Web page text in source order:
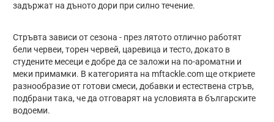
задържат на дъното дори при силно течение.
Стръвта зависи от сезона - през лятото отлично работят
бели червеи, торен червей, царевица и тесто, докато в
студените месеци е добре да се заложи на по-ароматни и
меки примамки. В категорията на mftackle.com ще откриете
разнообразие от готови смеси, добавки и естествена стръв,
подбрани така, че да отговарят на условията в българските
водоеми.